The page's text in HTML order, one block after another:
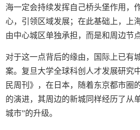
海一定会持续发挥自己桥头堡作用，
心，引领区域发展；在此基础上，上
由中心城区单独承担，而是和周边节
对于这一点背后的缘由，国际上已有
案。复旦大学全球科创人才发展研究
民周刊》，在日本，随着东京都市圈
的演进，其周边的新城同样经历了从
城市”的升级。